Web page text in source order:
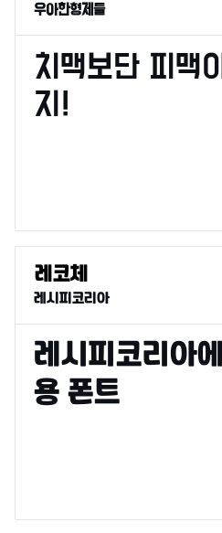
우아한형제들
레시피코리아